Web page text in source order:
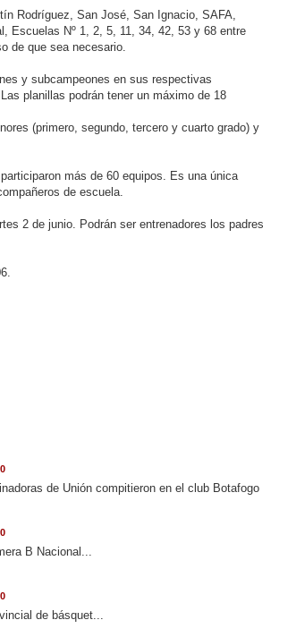
Rodríguez, San José, San Ignacio, SAFA,
Escuelas Nº 1, 2, 5, 11, 34, 42, 53 y 68 entre
de que sea necesario.
y subcampeones en sus respectivas
planillas podrán tener un máximo de 18
(primero, segundo, tercero y cuarto grado) y
más de 60 equipos. Es una única
de escuela.
2 de junio. Podrán ser entrenadores los padres
de Unión compitieron en el club Botafogo
B Nacional...
de básquet...